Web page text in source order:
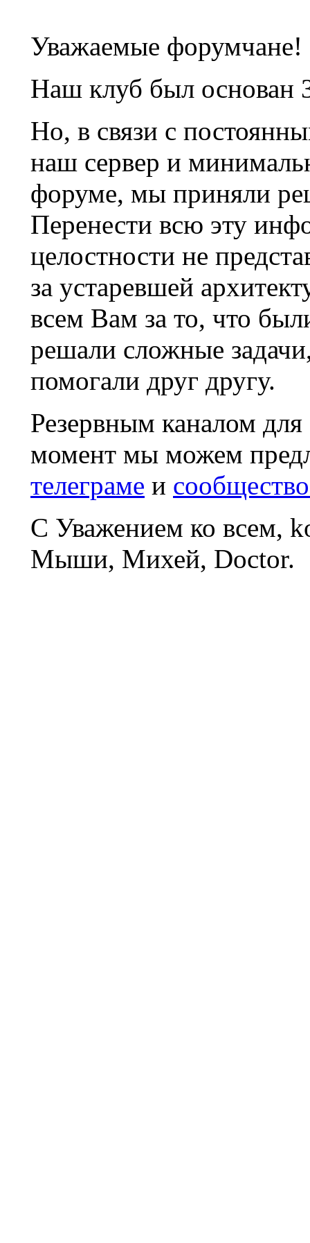
Уважаемые форумчане!
Наш клуб был основан
Но, в связи с
наш сервер и
форуме, мы приняли
Перенести всю эту
целостности не
за устаревшей
всем Вам за то, что
решали сложные
помогали друг другу.
Резервным каналом
момент мы можем
телеграме и
С Уважением ко всем,
Мыши, Михей, Doctor.